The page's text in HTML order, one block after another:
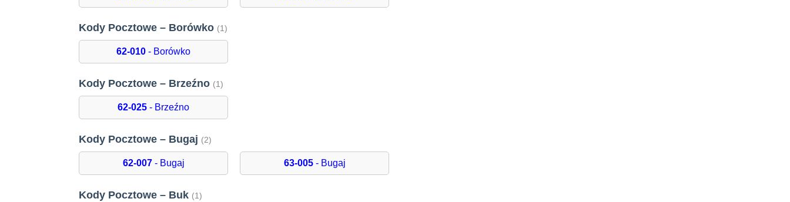
Kody Pocztowe – Borówko (1)
62-010 - Borówko
Kody Pocztowe – Brzeźno (1)
62-025 - Brzeźno
Kody Pocztowe – Bugaj (2)
62-007- Bugaj 63-005- Bugaj
Kody Pocztowe – Buk (1)